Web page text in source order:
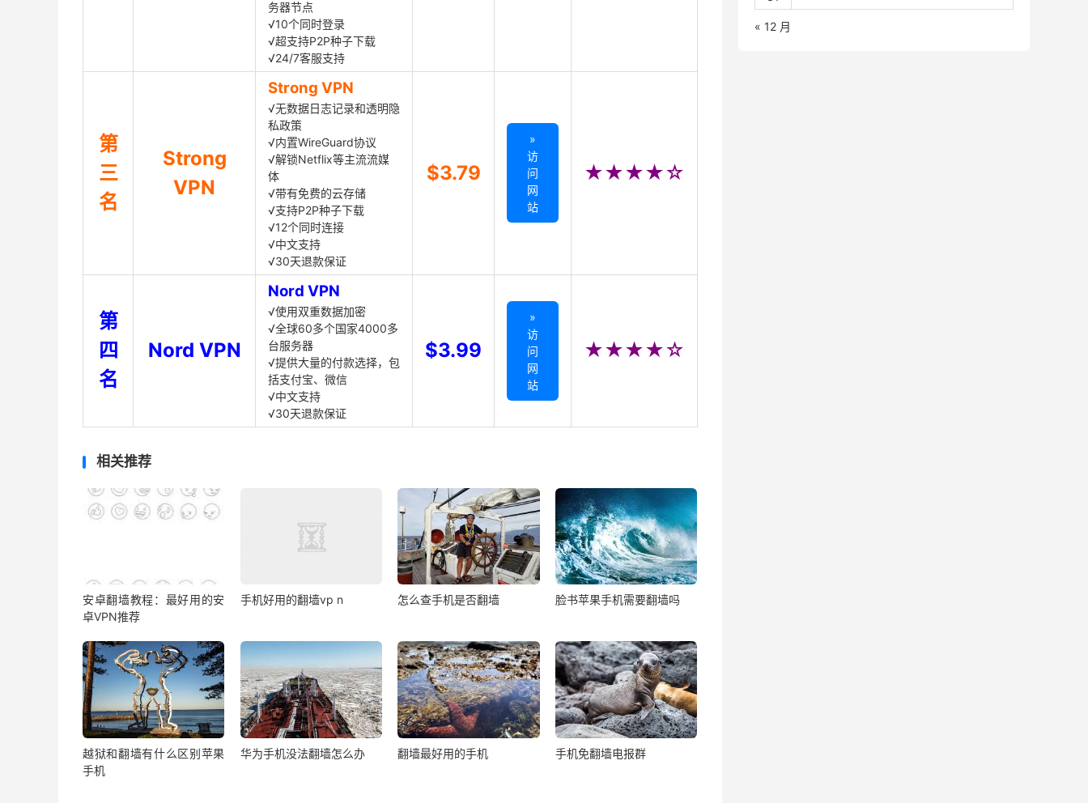
务器节点
√10个同时登录
√超支持P2P种子下载
√24/7客服支持
第
三
名
Strong
VPN
Strong VPN
√无数据日志记录和透明隐
私政策
√内置WireGuard协议
√解锁Netflix等主流流媒
体
√带有免费的云存储
√支持P2P种子下载
√12个同时连接
√中文支持
√30天退款保证
$3.79
»
访
问
网
站
★★★★☆
第
四
名
Nord VPN
Nord VPN
√使用双重数据加密
√全球60多个国家4000多
台服务器
√提供大量的付款选择，包
括支付宝、微信
√中文支持
√30天退款保证
$3.99
»
访
问
网
站
★★★★☆
相关推荐
安卓翻墙教程：最好用的安
卓VPN推荐
手机好用的翻墙vp n 怎么查手机是否翻墙 脸书苹果手机需要翻墙吗
越狱和翻墙有什么区别苹果
手机
华为手机没法翻墙怎么办 翻墙最好用的手机 手机免翻墙电报群
« 12 月